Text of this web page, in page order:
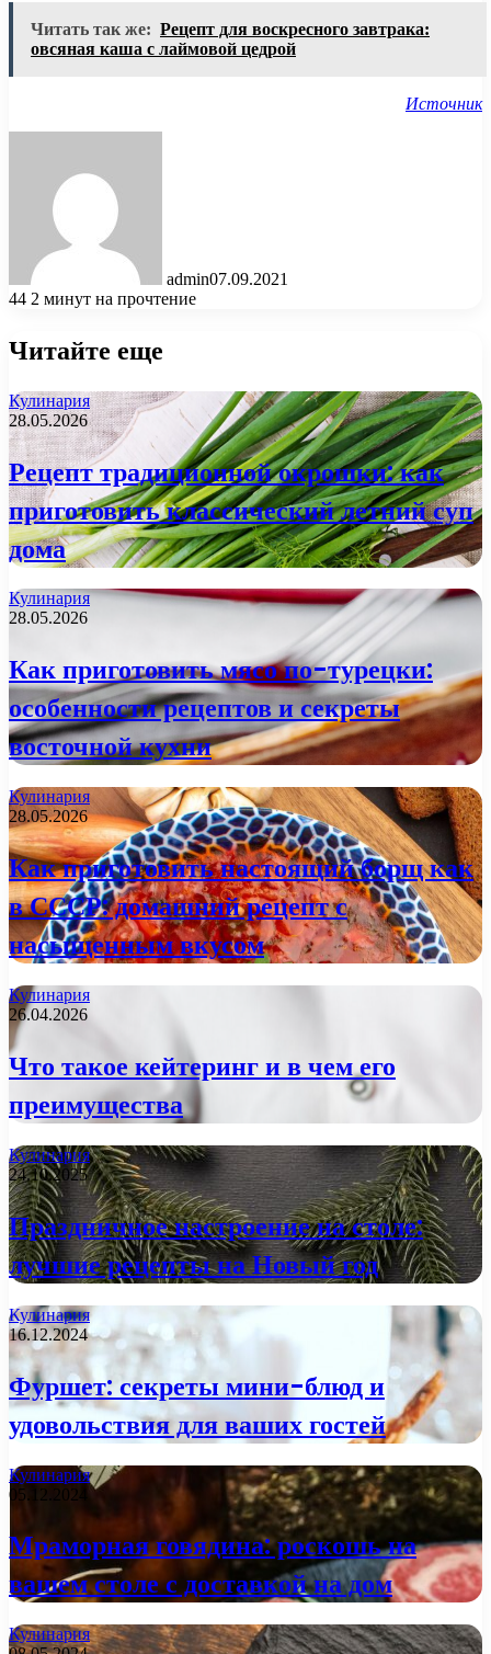
Читать так же: Рецепт для воскресного завтрака:
овсяная каша с лаймовой цедрой
Источник
admin07.09.2021
44 2 минут на прочтение
Читайте еще
Кулинария
28.05.2026
Рецепт традиционной окрошки: как
приготовить классический летний суп
дома
Кулинария
28.05.2026
Как приготовить мясо по-турецки:
особенности рецептов и секреты
восточной кухни
Кулинария
28.05.2026
Как приготовить настоящий борщ как
в СССР: домашний рецепт с
насыщенным вкусом
Кулинария
26.04.2026
Что такое кейтеринг и в чем его
преимущества
Кулинария
24.10.2025
Праздничное настроение на столе:
лучшие рецепты на Новый год
Кулинария
16.12.2024
Фуршет: секреты мини-блюд и
удовольствия для ваших гостей
Кулинария
05.12.2024
Мраморная говядина: роскошь на
вашем столе с доставкой на дом
Кулинария